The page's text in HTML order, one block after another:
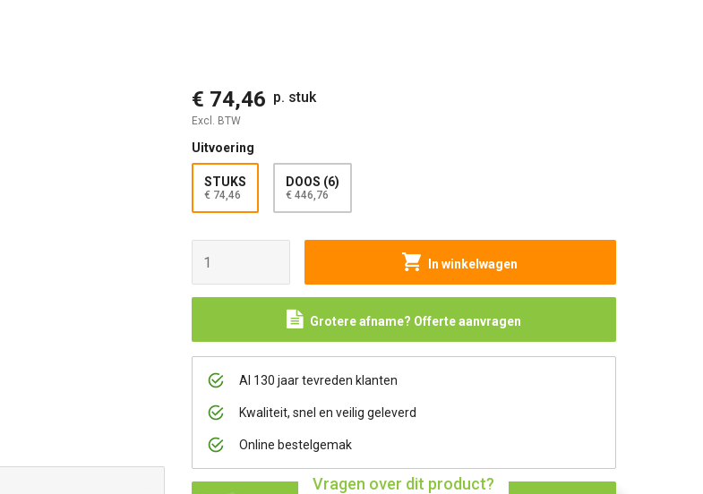
€ 74,46 p. stuk
Excl. BTW
Uitvoering
STUKS
€ 74,46
DOOS (6)
€ 446,76
In winkelwagen
Grotere afname? Offerte aanvragen
Al 130 jaar tevreden klanten
Kwaliteit, snel en veilig geleverd
Online bestelgemak
Vragen over dit product?